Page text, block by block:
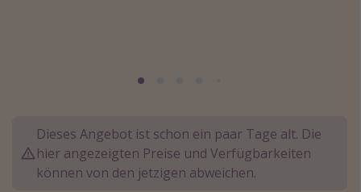
Wochenendtrip
Singlereisen
Strandurlaub
Dieses Angebot ist schon ein paar Tage alt. Die
hier angezeigten Preise und Verfügbarkeiten
können von den jetzigen abweichen.